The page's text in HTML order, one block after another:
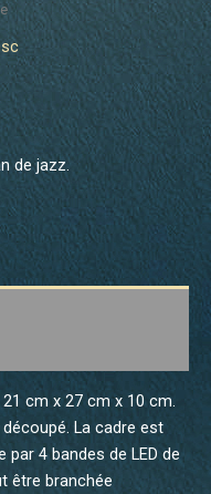
de jazz.
cm x 27 cm x 10 cm.
La cadre est
4 bandes de LED de
être branchée